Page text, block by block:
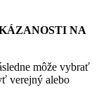
NA
môže vybrať
verejný alebo